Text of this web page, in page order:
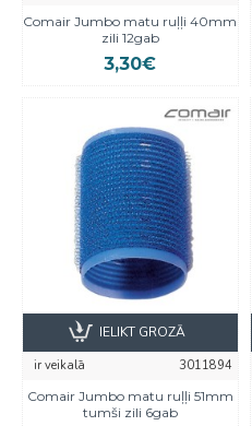
Comair Jumbo matu ruļļi 40mm
zili 12gab
3,30€
ir veikalā
3011894
Comair Jumbo matu ruļļi 51mm
tumši zili 6gab
IELIKT GROZĀ